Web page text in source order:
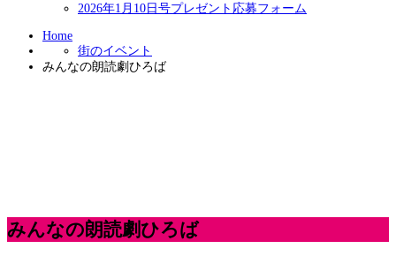
2026年1月10日号プレゼント応募フォーム
Home
街のイベント
みんなの朗読劇ひろば
みんなの朗読劇ひろば